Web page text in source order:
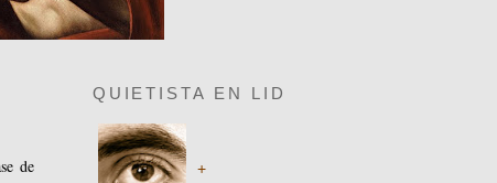
de
QUIETISTA EN LID
+